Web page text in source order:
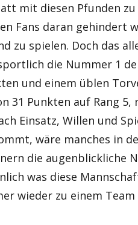
mit diesen Pfunden
Fans daran gehindert
zu spielen. Doch das
die Nummer 1
und einem üblen
31 Punkten auf Rang 5,
Einsatz, Willen und
wäre manches in
die augenblickliche
was diese
wieder zu einem